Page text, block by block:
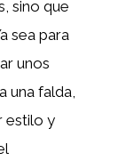
sino que
sea para
unos
una falda,
estilo y